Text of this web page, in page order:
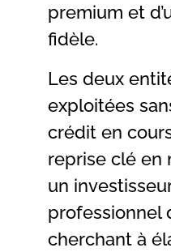
premium et
fidèle.
Les deux
exploitées
crédit en
reprise clé en
un
professionnel
cherchant à